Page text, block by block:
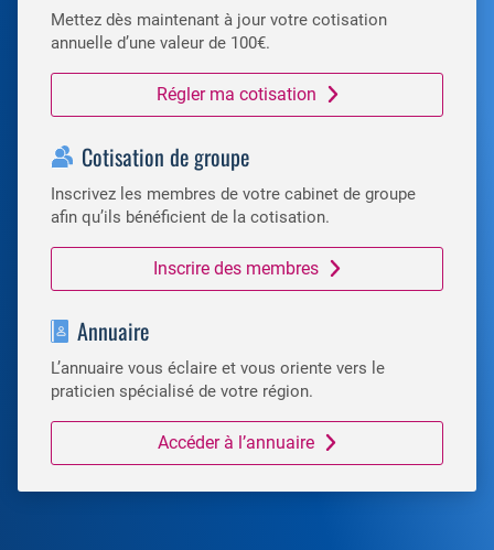
Mettez dès maintenant à jour votre cotisation
annuelle d’une valeur de 100€.
Régler ma cotisation
Cotisation de groupe
Inscrivez les membres de votre cabinet de groupe
afin qu’ils bénéficient de la cotisation.
Inscrire des membres
Annuaire
L’annuaire vous éclaire et vous oriente vers le
praticien spécialisé de votre région.
Accéder à l’annuaire